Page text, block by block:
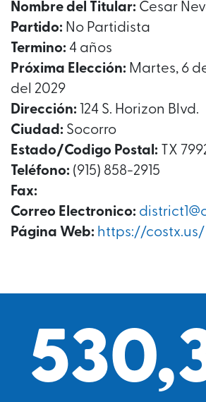
Nombre del Titular: Cesar
Partido: No Partidista
Termino: 4 años
Próxima Elección: Martes, 6
del 2029
Dirección: 124 S. Horizon Blvd.
Ciudad: Socorro
Estado/Codigo Postal: TX
Teléfono: (915) 858-2915
Fax:
Correo Electronico:
Página Web: https://costx.us/